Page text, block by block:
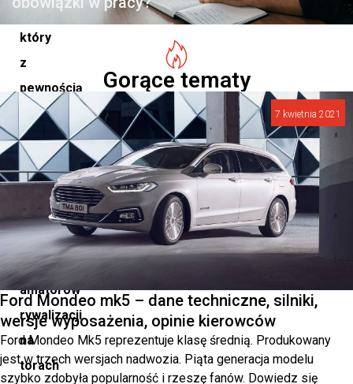
model,
który
z
pewnością
przyciągnie
uwagę
zarówno
profesjonalnych
kierowców,
i
amatorów
rywalizacji
na
torach
Gorące tematy
7 kwietnia 2021
Ford Mondeo mk5 – dane techniczne, silniki,
wersje wyposażenia, opinie kierowców
Ford Mondeo Mk5 reprezentuje klasę średnią. Produkowany
jest w trzech wersjach nadwozia. Piąta generacja modelu
szybko zdobyła popularność i rzeszę fanów. Dowiedz się